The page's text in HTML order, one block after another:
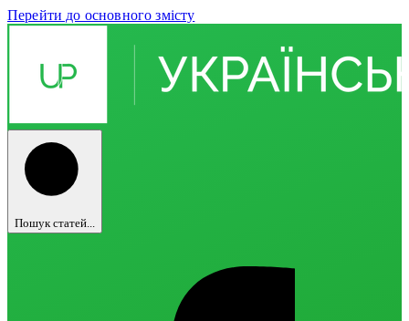
Перейти до основного змісту
Пошук статей...